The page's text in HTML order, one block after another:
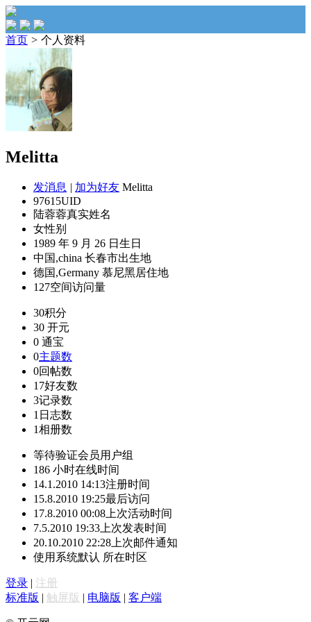
首页 > 个人资料
Melitta
发消息 | 加为好友 Melitta
97615UID
陆蓉蓉真实姓名
女性别
1989 年 9 月 26 日 生日
中国,china 长春市出生地
德国,Germany 慕尼黑居住地
127空间访问量
30积分
30 开元
0 通宝
0主题数
0回帖数
17好友数
3记录数
1 日志数
1相册数
等待验证会员用户组
186 小时在线时间
14.1.2010 14:13注册时间
15.8.2010 19:25最后访问
17.8.2010 00:08 上次活动时间
7.5.2010 19:33 上次发表时间
20.10.2010 22:28 上次邮件通知
使用系统默认 所在时区
登录 | 注册
标准版 | 触屏版 | 电脑版 | 客户端